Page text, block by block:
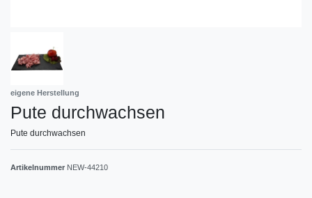
eigene Herstellung
Pute durchwachsen
Pute durchwachsen
Artikelnummer NEW-44210